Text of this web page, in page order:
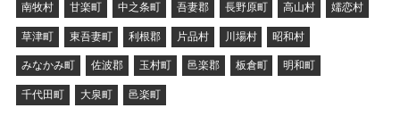
南牧村 甘楽町 中之条町 吾妻郡 長野原町 高山村 嬬恋村
草津町 東吾妻町 利根郡 片品村 川場村 昭和村
みなかみ町 佐波郡 玉村町 邑楽郡 板倉町 明和町
千代田町 大泉町 邑楽町